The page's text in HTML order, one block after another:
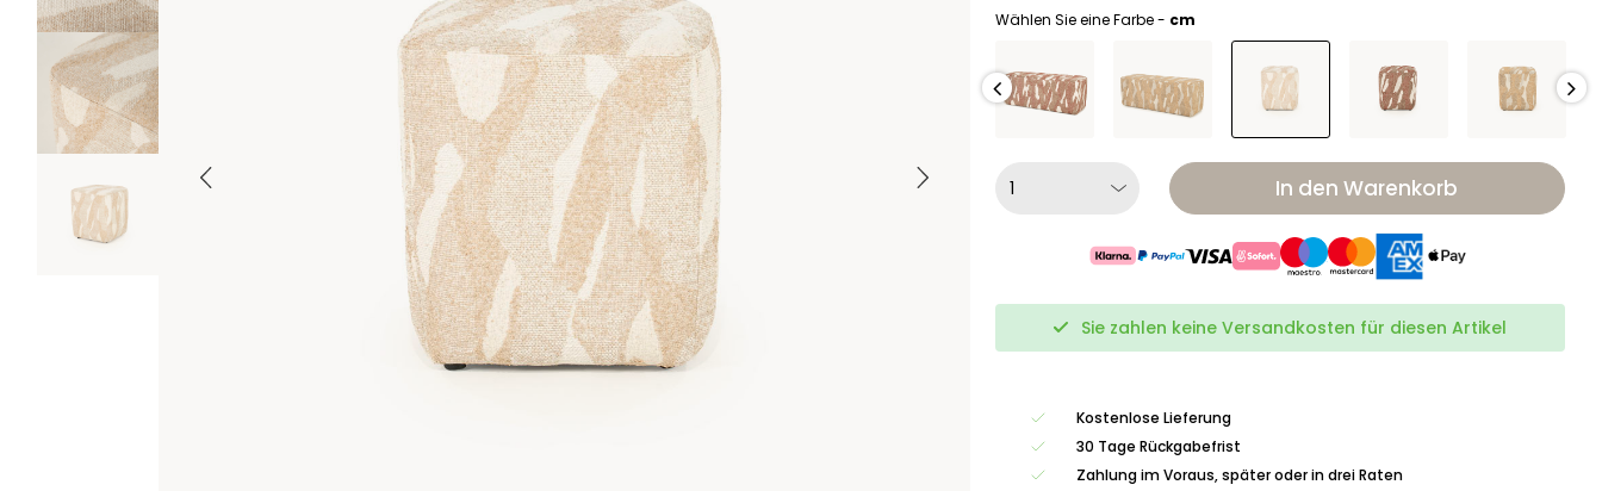
Wählen Sie eine Farbe - cm
In den Warenkorb
Sie zahlen keine Versandkosten für diesen Artikel
Kostenlose Lieferung
30 Tage Rückgabefrist
Zahlung im Voraus, später oder in drei Raten